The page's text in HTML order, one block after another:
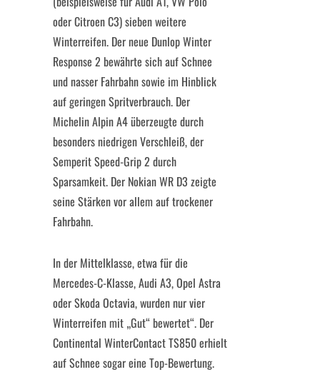
oder Citroen C3) sieben weitere
Winterreifen. Der neue Dunlop Winter
Response 2 bewährte sich auf Schnee
und nasser Fahrbahn sowie im Hinblick
auf geringen Spritverbrauch. Der
Michelin Alpin A4 überzeugte durch
besonders niedrigen Verschleiß, der
Semperit Speed-Grip 2 durch
Sparsamkeit. Der Nokian WR D3 zeigte
seine Stärken vor allem auf trockener
Fahrbahn.
In der Mittelklasse, etwa für die
Mercedes-C-Klasse, Audi A3, Opel Astra
oder Skoda Octavia, wurden nur vier
Winterreifen mit „Gut“ bewertet“. Der
Continental WinterContact TS850 erhielt
auf Schnee sogar eine Top-Bewertung.